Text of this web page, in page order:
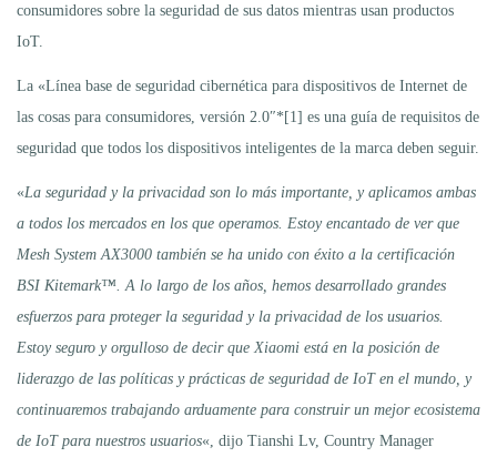
consumidores sobre la seguridad de sus datos mientras usan productos
IoT.
La «Línea base de seguridad cibernética para dispositivos de Internet de
las cosas para consumidores, versión 2.0″*[1] es una guía de requisitos de
seguridad que todos los dispositivos inteligentes de la marca deben seguir.
«La seguridad y la privacidad son lo más importante, y aplicamos ambas
a todos los mercados en los que operamos. Estoy encantado de ver que
Mesh System AX3000 también se ha unido con éxito a la certificación
BSI Kitemark™. A lo largo de los años, hemos desarrollado grandes
esfuerzos para proteger la seguridad y la privacidad de los usuarios.
Estoy seguro y orgulloso de decir que Xiaomi está en la posición de
liderazgo de las políticas y prácticas de seguridad de IoT en el mundo, y
continuaremos trabajando arduamente para construir un mejor ecosistema
de IoT para nuestros usuarios«, dijo Tianshi Lv, Country Manager